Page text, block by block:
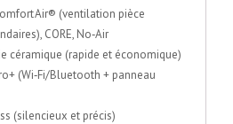
Air® (ventilation pièce
CORE, No‑Air
céramique (rapide et économique)
(Wi‑Fi/Bluetooth + panneau
(silencieux et précis)